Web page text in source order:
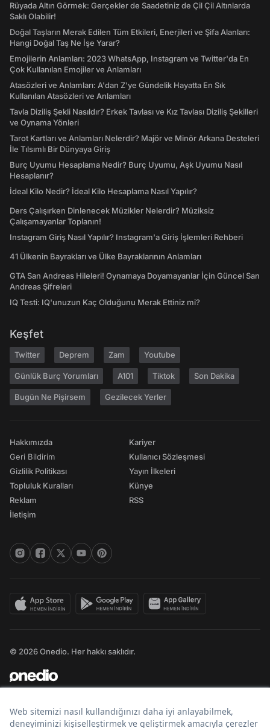
Rüyada Altın Görmek: Gerçekler de Saadetiniz de Çil Çil Altınlarda
Saklı Olabilir!
Doğal Taşların Merak Edilen Tüm Etkileri, Enerjileri ve Şifa Alanları:
Hangi Doğal Taş Ne İşe Yarar?
Emojilerin Anlamları: 2023 WhatsApp, Instagram ve Twitter'da En
Çok Kullanılan Emojiler ve Anlamları
Atasözleri ve Anlamları: A'dan Z'ye Gündelik Hayatta En Sık
Kullanılan Atasözleri ve Anlamları
Tavla Diziliş Şekli Nasıldır? Erkek Tavlası ve Kız Tavlası Diziliş Şekilleri
ve Oynama Yönleri
Tarot Kartları ve Anlamları Nelerdir? Majör ve Minör Arkana Desteleri
İle Tılsımlı Bir Dünyaya Giriş
Burç Uyumu Hesaplama Nedir? Burç Uyumu, Aşk Uyumu Nasıl
Hesaplanır?
İdeal Kilo Nedir? İdeal Kilo Hesaplama Nasıl Yapılır?
Ders Çalışırken Dinlenecek Müzikler Nelerdir? Müziksiz
Çalışamayanlar Toplanın!
Instagram Giriş Nasıl Yapılır? Instagram'a Giriş İşlemleri Rehberi
41 Ülkenin Bayrakları ve Ülke Bayraklarının Anlamları
GTA San Andreas Hileleri! Oynamaya Doyamayanlar İçin Güncel San
Andreas Şifreleri
IQ Testi: IQ'unuzun Kaç Olduğunu Merak Ettiniz mi?
Keşfet
Twitter Deprem Zam Youtube
Günlük Burç Yorumları A101 Tiktok Son Dakika
Bugün Ne Pişirsem Gezilecek Yerler
Hakkımızda
Geri Bildirim
Gizlilik Politikası
Topluluk Kuralları
Reklam
İletişim
Kariyer
Kullanıcı Sözleşmesi
Yayın İlkeleri
Künye
RSS
© 2026 Onedio. Her hakkı saklıdır.
Bir markasıdır.